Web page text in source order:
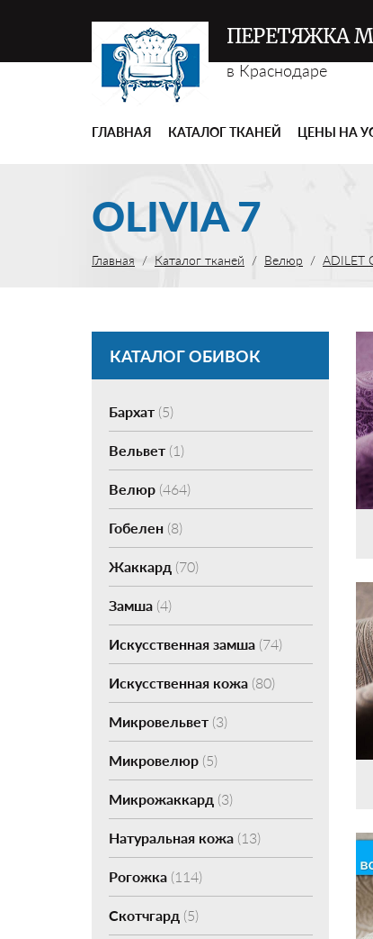
ПЕРЕТЯЖКА
в Краснодаре
ГЛАВНАЯ КАТАЛОГ ТКАНЕЙ ЦЕНЫ НА
OLIVIA 7
Главная Каталог тканей Велюр ADILET
КАТАЛОГ ОБИВОК
Бархат(5)
Вельвет(1)
Велюр(464)
Гобелен(8)
Жаккард (70)
Замша(4)
Искусственная замша(74)
Искусственная кожа(80)
Микровельвет(3)
Микровелюр(5)
Микрожаккард (3)
Натуральная кожа(13)
Рогожка(114)
Скотчгард (5)